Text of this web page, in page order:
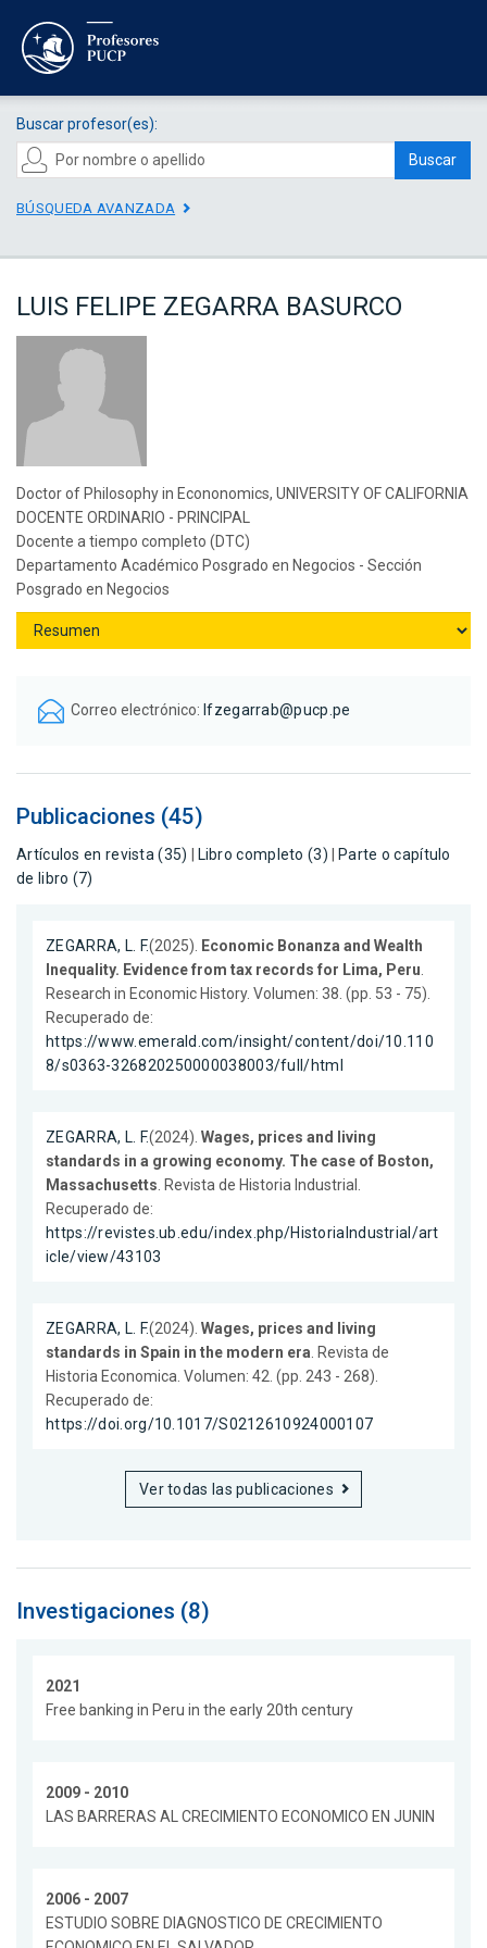
Buscar profesor(es):
Buscar
BÚSQUEDA AVANZADA
LUIS FELIPE ZEGARRA BASURCO
Doctor of Philosophy in Econonomics, UNIVERSITY OF CALIFORNIA
DOCENTE ORDINARIO - PRINCIPAL
Docente a tiempo completo (DTC)
Departamento Académico Posgrado en Negocios - Sección
Posgrado en Negocios
Correo electrónico: lfzegarrab@pucp.pe
Publicaciones (45)
Artículos en revista (35) Libro completo (3)
Parte o capítulo
de libro (7)
ZEGARRA, L. F.(2025).
Economic Bonanza and Wealth
Inequality. Evidence from tax records for Lima, Peru
Research in Economic History. Volumen: 38. (pp. 53 - 75).
Recuperado de:
https://www.emerald.com/insight/content/doi/10.110
8/s0363-326820250000038003/full/html
ZEGARRA, L. F.(2024).Wages, prices and living
standards in a growing economy. The case of Boston,
Massachusetts . Revista de Historia Industrial.
Recuperado de:
https://revistes.ub.edu/index.php/HistoriaIndustrial/art
icle/view/43103
ZEGARRA, L. F.(2024).Wages, prices and living
standards in Spain in the modern era . Revista de
Historia Economica. Volumen: 42. (pp. 243 - 268).
Recuperado de:
https://doi.org/10.1017/S0212610924000107
Ver todas las publicaciones
Investigaciones (8)
2021
Free banking in Peru in the early 20th century
2009 - 2010
LAS BARRERAS AL CRECIMIENTO ECONOMICO EN JUNIN
2006 - 2007
ESTUDIO SOBRE DIAGNOSTICO DE CRECIMIENTO